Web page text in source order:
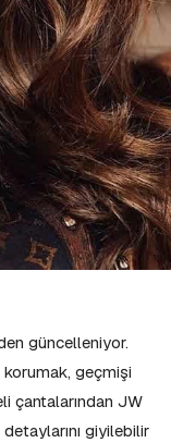
güncelleniyor.
geçmişi
çantalarından JW
giyilebilir